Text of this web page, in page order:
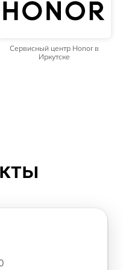
Сервисный центр Samsung в
Иркутске